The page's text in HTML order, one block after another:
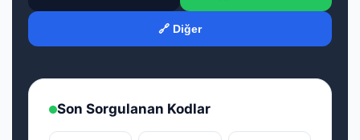
🔗 Diğer
Son Sorgulanan Kodlar